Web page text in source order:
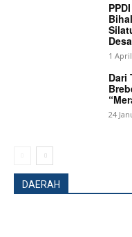
Desa
1
Dari
24
DAERAH